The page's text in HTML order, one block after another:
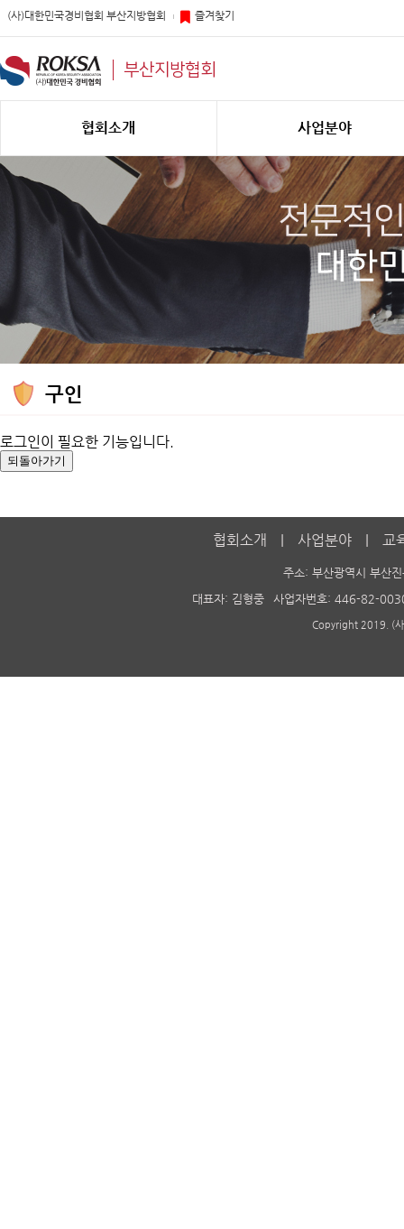
(사)대한민국경비협회 부산지방협회 즐겨찾기
부산지방협회
협회소개 사업분야
구인
로그인이 필요한 기능입니다.
협회소개 사업분야 교
주소: 부산광역시 부산
대표자: 김형중
사업자번호: 446-82-
Copyright 2019. (사